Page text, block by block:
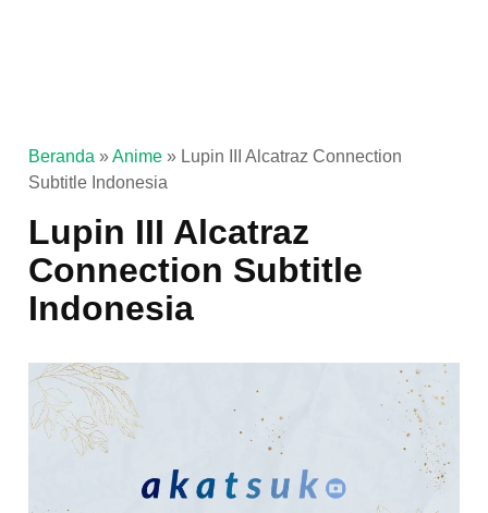
Beranda »Anime » Lupin III Alcatraz Connection
Subtitle Indonesia
Lupin III Alcatraz
Connection Subtitle
Indonesia